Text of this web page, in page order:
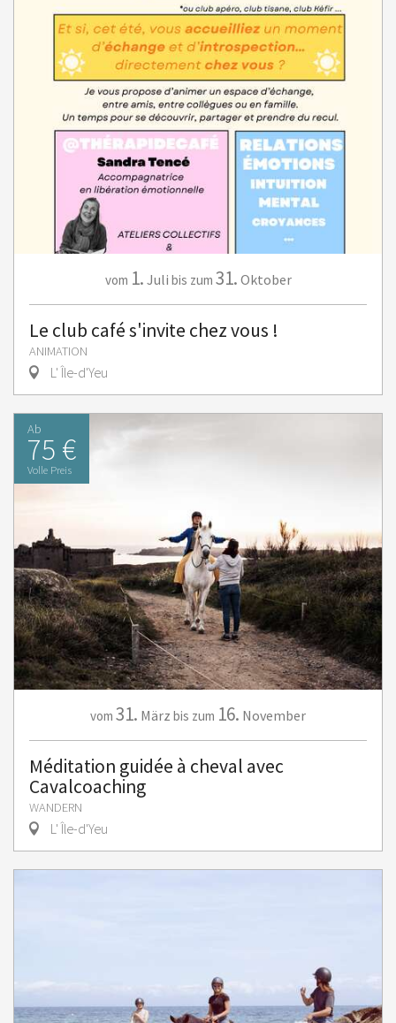
vom 1. Juli bis zum 31. Oktober
Le club café s'invite chez vous !
ANIMATION
L' Île-d'Yeu
Ab
75 €
Volle Preis
vom 31. März bis zum 16. November
Méditation guidée à cheval avec
Cavalcoaching
WANDERN
L' Île-d'Yeu